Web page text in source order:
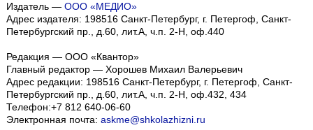
Издатель — ООО «МЕДИО»
Адрес издателя: 198516 Санкт-Петербург, г. Петергоф, Санкт-
Петербургский пр., д.60, лит.А, ч.п. 2-Н, оф.440
Редакция — ООО «Квантор»
Главный редактор — Хорошев Михаил Валерьевич
Адрес редакции: 198516 Санкт-Петербург, г. Петергоф, Санкт-
Петербургский пр., д.60, лит.А, ч.п. 2-Н, оф.432, 434
Телефон:+7 812 640-06-60
Электронная почта: askme@shkolazhizni.ru